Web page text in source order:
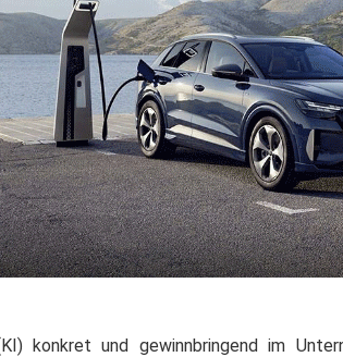
konkret und gewinnbringend im